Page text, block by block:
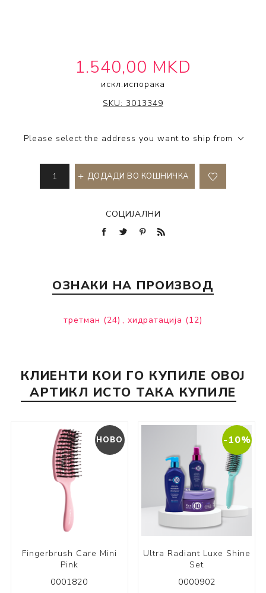
1.540,00 MKD
искл.испорака
BC BONACURE®
SKU: 3013349
Please select the address you want to ship from
ДОДАДИ ВО КОШНИЧКА
СОЦИЈАЛНИ
ОЗНАКИ НА ПРОИЗВОД
третман (24) , хидратација (12)
КЛИЕНТИ КОИ ГО КУПИЛЕ ОВОЈ
АРТИКЛ ИСТО ТАКА КУПИЛЕ
НОВО
Fingerbrush Care Mini
Pink
0001820
-10%
Ultra Radiant Luxe Shine
Set
0000902